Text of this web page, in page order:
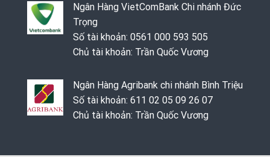
Ngân Hàng VietComBank Chi nhánh Đức
Trọng
Số tài khoản: 0561 000 593 505
Chủ tài khoản: Trần Quốc Vương
Ngân Hàng Agribank chi nhánh Bình Triệu
Số tài khoản: 611 02 05 09 26 07
Chủ tài khoản: Trần Quốc Vương